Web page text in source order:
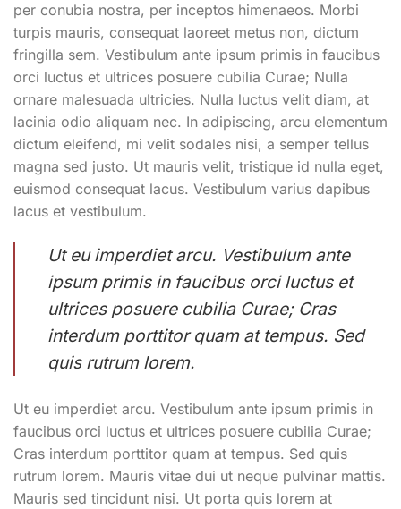
per conubia nostra, per inceptos himenaeos. Morbi
turpis mauris, consequat laoreet metus non, dictum
fringilla sem. Vestibulum ante ipsum primis in faucibus
orci luctus et ultrices posuere cubilia Curae; Nulla
ornare malesuada ultricies. Nulla luctus velit diam, at
lacinia odio aliquam nec. In adipiscing, arcu elementum
dictum eleifend, mi velit sodales nisi, a semper tellus
magna sed justo. Ut mauris velit, tristique id nulla eget,
euismod consequat lacus. Vestibulum varius dapibus
lacus et vestibulum.
Ut eu imperdiet arcu. Vestibulum ante
ipsum primis in faucibus orci luctus et
ultrices posuere cubilia Curae; Cras
interdum porttitor quam at tempus. Sed
quis rutrum lorem.
Ut eu imperdiet arcu. Vestibulum ante ipsum primis in
faucibus orci luctus et ultrices posuere cubilia Curae;
Cras interdum porttitor quam at tempus. Sed quis
rutrum lorem. Mauris vitae dui ut neque pulvinar mattis.
Mauris sed tincidunt nisi. Ut porta quis lorem at